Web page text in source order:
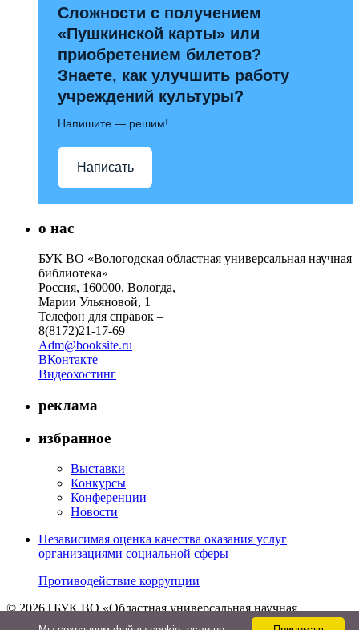
Сложности с получением
«Пушкинской карты» или
приобретением билетов?
Знаете, как улучшить работу
учреждений культуры?
Напишите — решим!
Написать
о нас
БУК ВО «Вологодская областная универсальная научная
библиотека»
Россия, 160000, Вологда,
Марии Ульяновой, 1
Телефон для справок –
8(8172)21-17-69
Adm@booksite.ru
ВКонтакте
Видеохостинг
реклама
избранное
Выставки
Конкурсы
Конференции
Новости
Независимая оценка качества оказания услуг
организациями социальной сферы
Противодействие коррупции
© 2026 | БУК ВО «Областная универсальная научная
библиотека»